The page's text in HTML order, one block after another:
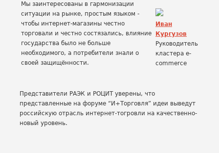
Мы заинтересованы в гармонизации
ситуации на рынке, простым языком -
чтобы интернет-магазины честно
торговали и честно состязались, влияние
государства было не больше
необходимого, а потребители знали о
своей защищённости.
Иван
Кургузов
Руководитель
кластера e-
commerce
Представители РАЭК и РОЦИТ уверены, что
представленные на форуме “И+Торговля” идеи выведут
российскую отрасль интернет-тогровли на качественно-
новый уровень.